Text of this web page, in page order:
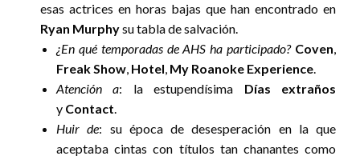
esas actrices en horas bajas que han encontrado en
Ryan Murphysu tabla de salvación.
¿En qué temporadas de AHS ha participado? Coven,
Freak Show, Hotel, My Roanoke Experience.
Atención a: la estupendísima Días extraños
y Contact.
Huir de: su época de desesperación en la que
aceptaba cintas con títulos tan chanantes como